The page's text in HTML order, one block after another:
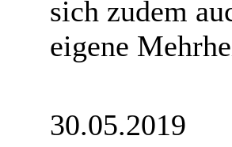
sich zudem
eigene
30.05.2019